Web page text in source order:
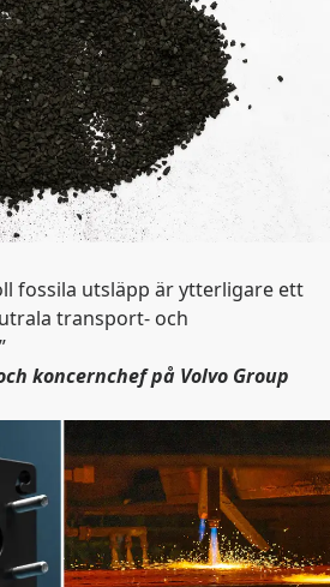
fossila utsläpp är ytterligare ett
transport- och
koncernchef på Volvo Group